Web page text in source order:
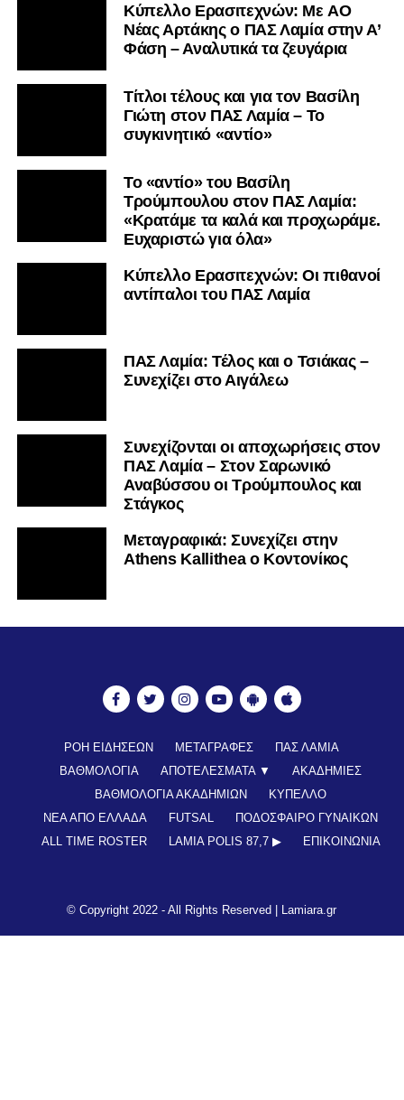
Kύπελλο Ερασιτεχνών: Με AO
Nέας Αρτάκης ο ΠΑΣ Λαμία στην Α’
Φάση – Αναλυτικά τα ζευγάρια
Τίτλοι τέλους και για τον Βασίλη
Γιώτη στον ΠΑΣ Λαμία – Το
συγκινητικό «αντίο»
Το «αντίο» του Βασίλη
Τρούμπουλου στον ΠΑΣ Λαμία:
«Κρατάμε τα καλά και προχωράμε.
Ευχαριστώ για όλα»
Κύπελλο Ερασιτεχνών: Οι πιθανοί
αντίπαλοι του ΠΑΣ Λαμία
ΠΑΣ Λαμία: Τέλος και ο Τσιάκας –
Συνεχίζει στο Αιγάλεω
Συνεχίζονται οι αποχωρήσεις στον
ΠΑΣ Λαμία – Στον Σαρωνικό
Αναβύσσου οι Τρούμπουλος και
Στάγκος
Mεταγραφικά: Συνεχίζει στην
Athens Kallithea ο Κοντονίκος
ΡΟΗ ΕΙΔΗΣΕΩΝ ΜΕΤΑΓΡΑΦΕΣ
ΠΑΣ ΛΑΜΙΑ
ΒΑΘΜΟΛΟΓΙΑ
ΑΠΟΤΕΛΕΣΜΑΤΑ ▼
ΑΚΑΔΗΜΙΕΣ
ΒΑΘΜΟΛΟΓΙΑ ΑΚΑΔΗΜΙΩΝ
ΚΥΠΕΛΛΟ
ΝΕΑ ΑΠΟ ΕΛΛΑΔΑ
FUTSAL
ΠΟΔΟΣΦΑΙΡΟ ΓΥΝΑΙΚΩΝ
ALL TIME ROSTER
LAMIA POLIS 87,7 ▶︎ ΕΠΙΚΟΙΝΩΝΊΑ
© Copyright 2022 - All Rights Reserved | Lamiara.gr